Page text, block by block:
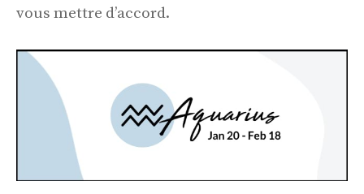
vous mettre d’accord.